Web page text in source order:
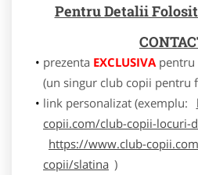
Pentru Detalii
prezenta EXCLUSIVApentru
(un singur club copii pentru
link personalizat (exemplu:
copii.com/club-copii-locuri-
https://www.club-
copii/slatina )